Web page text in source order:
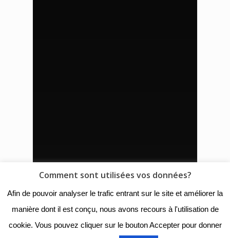
Comment sont utilisées vos données?
Afin de pouvoir analyser le trafic entrant sur le site et améliorer la
manière dont il est conçu, nous avons recours à l'utilisation de
cookie. Vous pouvez cliquer sur le bouton Accepter pour donner